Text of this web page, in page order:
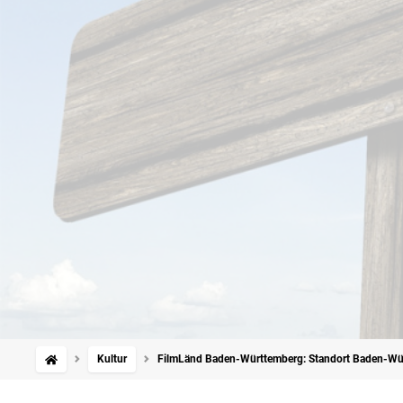
Kultur FilmLänd Baden-Württemberg: Standort Baden-